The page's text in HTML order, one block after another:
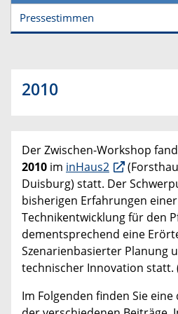
Pressestimmen
2010
Der Zwischen-Workshop
2010 im inHaus2
Duisburg) statt. Der
bisherigen Erfahrungen
Technikentwicklung für den
dementsprechend eine
Szenarienbasierter Planung
technischer Innovation statt.
Im Folgenden finden Sie